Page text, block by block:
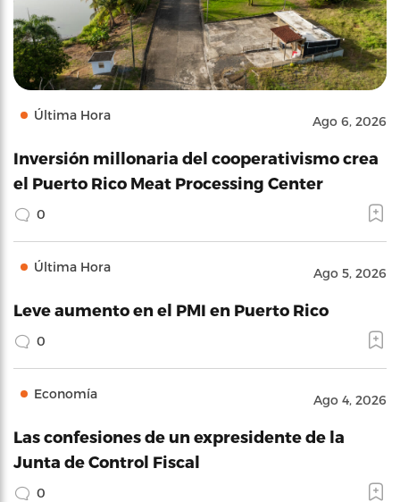
Última Hora Ago 6, 2026
Inversión millonaria del cooperativismo crea
el Puerto Rico Meat Processing Center
0
Última Hora Ago 5, 2026
Leve aumento en el PMI en Puerto Rico
0
Economía Ago 4, 2026
Las confesiones de un expresidente de la
Junta de Control Fiscal
0